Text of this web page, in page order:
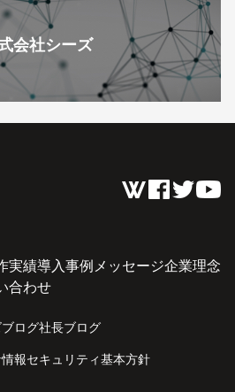
会社シーズ
実績導入事例メッセージ企業理念
合わせ
ログ社長ブログ
情報セキュリティ基本方針